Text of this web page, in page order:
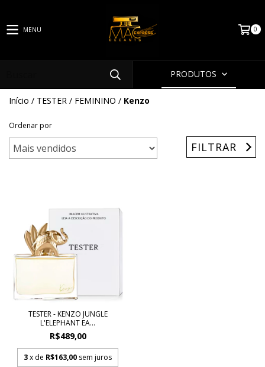
MENU 0
PRODUTOS
Início / TESTER / FEMININO / Kenzo
Ordenar por
FILTRAR
TESTER - KENZO JUNGLE
L'ELEPHANT EA...
R$489,00
3x de R$163,00 sem juros